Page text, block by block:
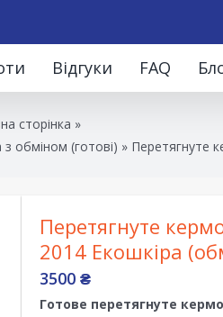
Відгуки FAQ
сторінка »
з обміном (готові) » Перетягнуте
Перетягнуте
2014 Екошкіра
3500 ₴
Готове перетягнуте